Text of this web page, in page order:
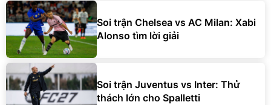
Soi trận Chelsea vs AC Milan: Xabi
Alonso tìm lời giải
Soi trận Juventus vs Inter: Thử
thách lớn cho Spalletti